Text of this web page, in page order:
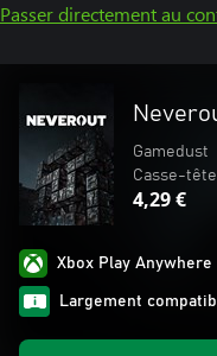
Passer directement au
Gamedust
Casse-
4,29 €
Xbox Play Anywhere
Largement